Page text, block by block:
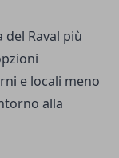
del Raval più
e locali meno
alla